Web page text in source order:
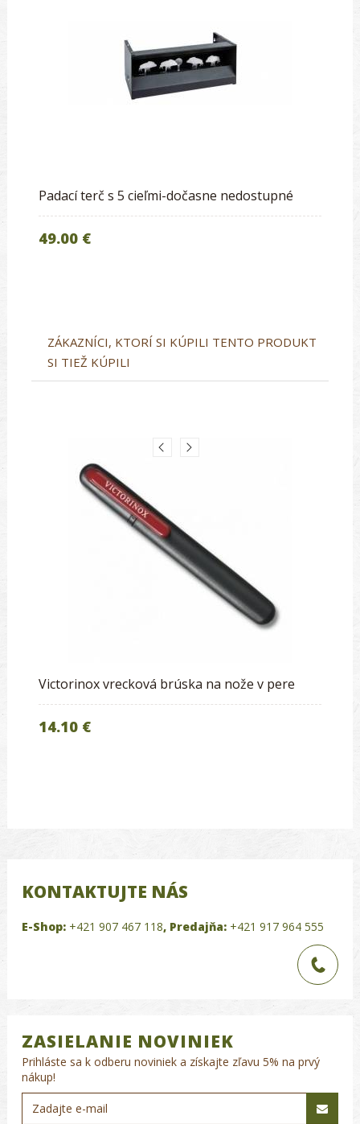
Padací terč s 5 cieľmi-dočasne nedostupné
49.00 €
ZÁKAZNÍCI, KTORÍ SI KÚPILI TENTO PRODUKT
SI TIEŽ KÚPILI
Victorinox vrecková brúska na nože v pere
14.10 €
KONTAKTUJTE NÁS
E-Shop: +421 907 467 118, Predajňa: +421 917 964 555
ZASIELANIE NOVINIEK
Prihláste sa k odberu noviniek a získajte zľavu 5% na prvý
nákup!